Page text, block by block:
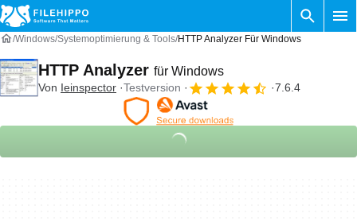
Windows Systemoptimierung & Tools HTTP Analyzer Für Windows
HTTP Analyzer für Windows
Von Ieinspector Testversion 7.6.4